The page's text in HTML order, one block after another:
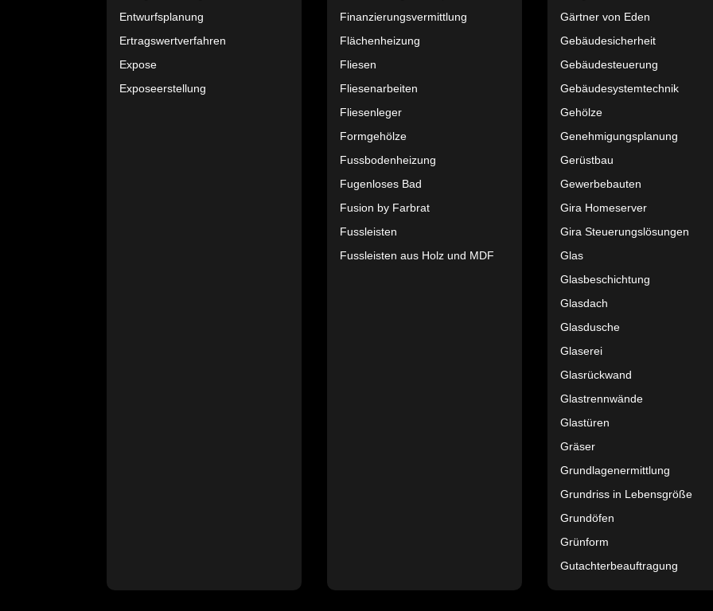
Entwurfsplanung
Ertragswertverfahren
Expose
Exposeerstellung
Finanzierungsvermittlung
Flächenheizung
Fliesen
Fliesenarbeiten
Fliesenleger
Formgehölze
Fussbodenheizung
Fugenloses Bad
Fusion by Farbrat
Fussleisten
Fussleisten aus Holz und MDF
Gärtner von Eden
Gebäudesicherheit
Gebäudesteuerung
Gebäudesystemtechnik
Gehölze
Genehmigungsplanung
Gerüstbau
Gewerbebauten
Gira Homeserver
Gira Steuerungslösungen
Glas
Glasbeschichtung
Glasdach
Glasdusche
Glaserei
Glasrückwand
Glastrennwände
Glastüren
Gräser
Grundlagenermittlung
Grundriss in Lebensgröße
Grundöfen
Grünform
Gutachterbeauftragung